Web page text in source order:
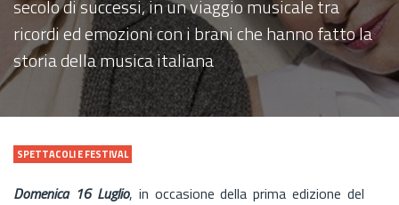
secolo di successi, in un viaggio musicale tra
ricordi ed emozioni con i brani che hanno fatto la
storia della musica italiana
SPETTACOLI E FESTIVAL
Domenica 16 Luglio, in occasione della prima edizione del